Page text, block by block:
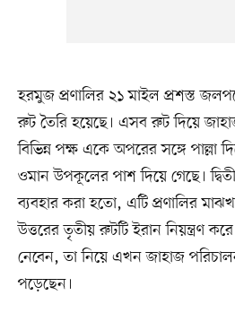
হরমুজ প্রণালির ২১ মাইল প্রশস্ত
রুট তৈরি হয়েছে। এসব রুট দিয়ে
বিভিন্ন পক্ষ একে অপরের সঙ্গে পাল্লা
ওমান উপকূলের পাশ দিয়ে গেছে।
ব্যবহার করা হতো, এটি প্রণালির
উত্তরের তৃতীয় রুটটি ইরান নিয়ন্ত্রণ
নেবেন, তা নিয়ে এখন জাহাজ
পড়েছেন।